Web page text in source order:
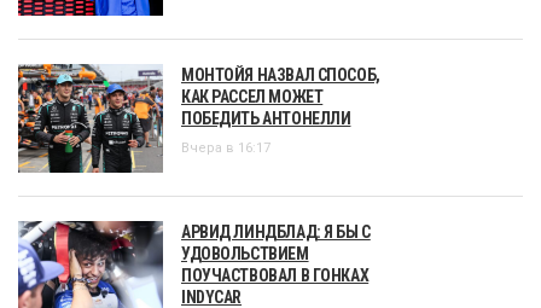
МОНТОЙЯ НАЗВАЛ СПОСОБ,
КАК РАССЕЛ МОЖЕТ
ПОБЕДИТЬ АНТОНЕЛЛИ
Вчера в 16:17
АРВИД ЛИНДБЛАД: Я БЫ С
УДОВОЛЬСТВИЕМ
ПОУЧАСТВОВАЛ В ГОНКАХ
INDYCAR